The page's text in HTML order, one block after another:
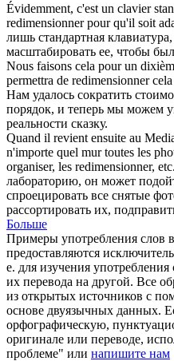
Évidemment, c'est un clavier
redimensionnerpour qu'il soit
лишь стандартная
масштабировать ее, чтобы
Nous faisons cela pour un
permettra de redimensionnercela
Нам удалось сократить
порядок, и теперь мы можем
реальности сказку.
Quand il revient ensuite au
n'importe quel mur toutes les
organiser, les redimensionner, etc.
лабораторию, он может
спроецировать все снятые
рассортировать их,
Больше
Примеры употребления слов
предоставляются
е. для изучения
их перевода на другой. Все
из открытых источников с
основе двуязычных данных.
орфографическую,
оригинале или переводе,
проблеме" или напишите нам